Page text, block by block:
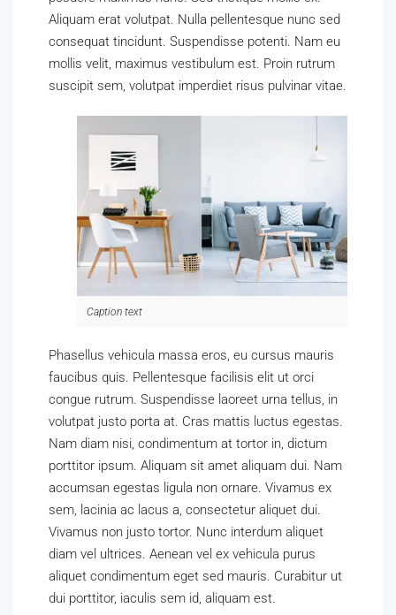
Aliquam erat volutpat. Nulla pellentesque nunc sed
consequat tincidunt. Suspendisse potenti. Nam eu
mollis velit, maximus vestibulum est. Proin rutrum
suscipit sem, volutpat imperdiet risus pulvinar vitae.
Caption text
Phasellus vehicula massa eros, eu cursus mauris
faucibus quis. Pellentesque facilisis elit ut orci
congue rutrum. Suspendisse laoreet urna tellus, in
volutpat justo porta at. Cras mattis luctus egestas.
Nam diam nisi, condimentum at tortor in, dictum
porttitor ipsum. Aliquam sit amet aliquam dui. Nam
accumsan egestas ligula non ornare. Vivamus ex
sem, lacinia ac lacus a, consectetur aliquet dui.
Vivamus non justo tortor. Nunc interdum aliquet
diam vel ultrices. Aenean vel ex vehicula purus
aliquet condimentum eget sed mauris. Curabitur ut
dui porttitor, iaculis sem id, aliquam est.